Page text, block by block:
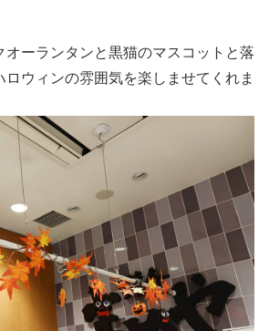
オーランタンと黒猫のマスコットと落
ウィンの雰囲気を楽しませてくれま